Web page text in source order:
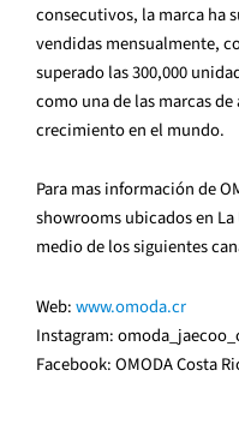
consecutivos, la marca ha
vendidas mensualmente,
superado las 300,000
como una de las marcas
crecimiento en el mundo.
Para mas información de
showrooms ubicados en
medio de los siguientes
Web:www.omoda.cr
Instagram:
Facebook: OMODA Costa